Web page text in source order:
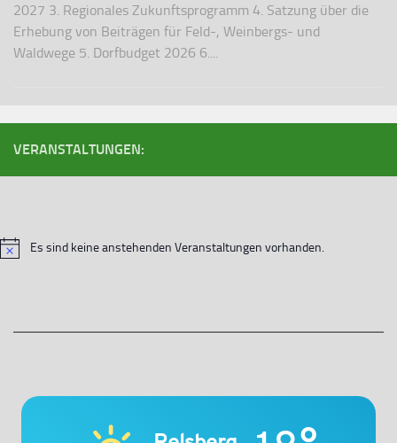
2027 3. Regionales Zukunftsprogramm 4. Satzung über die
Erhebung von Beiträgen für Feld-, Weinbergs- und
Waldwege 5. Dorfbudget 2026 6....
VERANSTALTUNGEN:
HinweisEs sind keine anstehenden Veranstaltungen vorhanden.